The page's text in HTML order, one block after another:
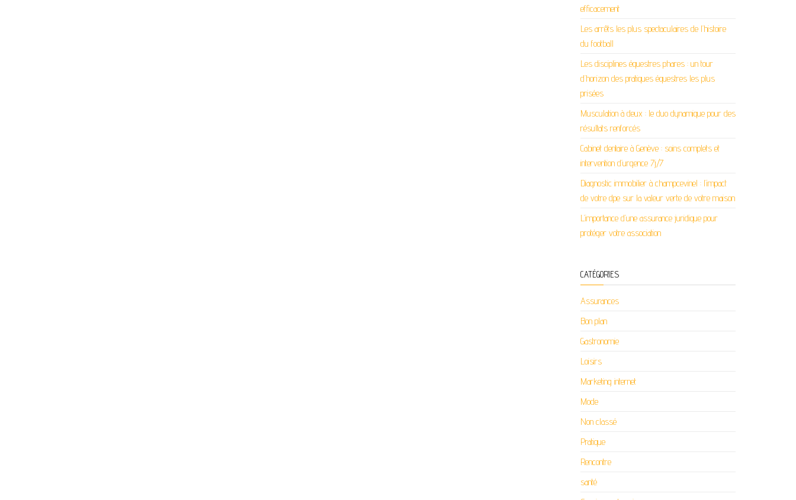
efficacement
Les arrêts les plus spectaculaires de l’histoire
du football
Les disciplines équestres phares : un tour
d’horizon des pratiques équestres les plus
prisées
Musculation à deux : le duo dynamique pour des
résultats renforcés
Cabinet dentaire à Genève : soins complets et
intervention d’urgence 7j/7
Diagnostic immobilier à champcevinel : l’impact
de votre dpe sur la valeur verte de votre maison
L’importance d’une assurance juridique pour
protéger votre association
CATÉGORIES
Assurances
Bon plan
Gastronomie
Loisirs
Marketing internet
Mode
Non classé
Pratique
Rencontre
santé